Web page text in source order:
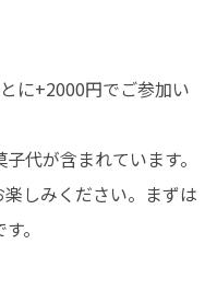
に+2000円でご参加い
代が含まれています。
しみください。まずは
。